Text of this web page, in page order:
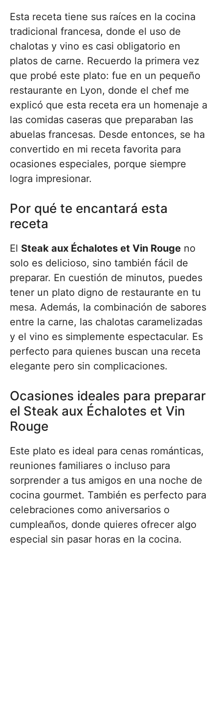
Esta receta tiene sus raíces en la cocina
tradicional francesa, donde el uso de
chalotas y vino es casi obligatorio en
platos de carne. Recuerdo la primera vez
que probé este plato: fue en un pequeño
restaurante en Lyon, donde el chef me
explicó que esta receta era un homenaje a
las comidas caseras que preparaban las
abuelas francesas. Desde entonces, se ha
convertido en mi receta favorita para
ocasiones especiales, porque siempre
logra impresionar.
Por qué te encantará esta
receta
El Steak aux Échalotes et Vin Rouge no
solo es delicioso, sino también fácil de
preparar. En cuestión de minutos, puedes
tener un plato digno de restaurante en tu
mesa. Además, la combinación de sabores
entre la carne, las chalotas caramelizadas
y el vino es simplemente espectacular. Es
perfecto para quienes buscan una receta
elegante pero sin complicaciones.
Ocasiones ideales para preparar
el Steak aux Échalotes et Vin
Rouge
Este plato es ideal para cenas románticas,
reuniones familiares o incluso para
sorprender a tus amigos en una noche de
cocina gourmet. También es perfecto para
celebraciones como aniversarios o
cumpleaños, donde quieres ofrecer algo
especial sin pasar horas en la cocina.